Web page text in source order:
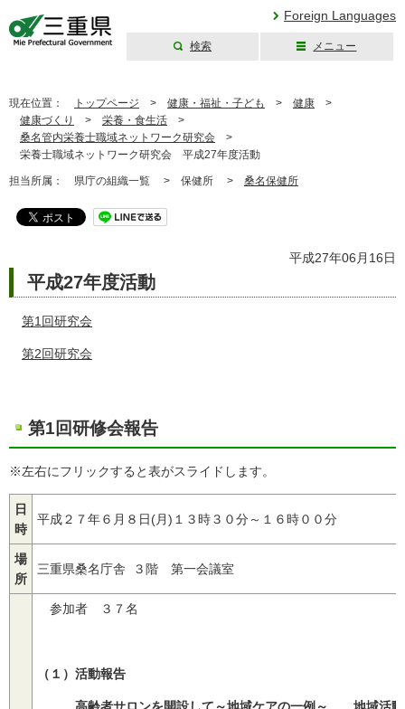
Foreign Languages
検索 メニュー
現在位置： トップページ > 健康・福祉・子ども > 健康 >
健康づくり
> 栄養・食生活 >
桑名管内栄養士職域ネットワーク研究会 >
栄養士職域ネットワーク研究会 平成27年度活動
担当所属： 県庁の組織一覧 > 保健所 > 桑名保健所
平成27年06月16日
平成27年度活動
第1回研究会
第2回研究会
第1回研修会報告
※左右にフリックすると表がスライドします。
日
時
平成２７年６月８日(月)１３時３０分～１６時００分
場
所
三重県桑名庁舎 ３階 第一会議室
参加者 ３７名
（１）活動報告